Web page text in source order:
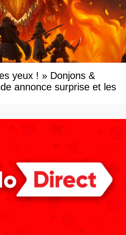
yeux ! » Donjons &
annonce surprise et les